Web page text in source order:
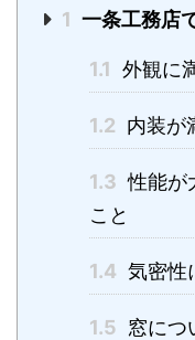
1 一条工務店
1.1 外観に
1.2 内装が
1.3 性能が
こと
1.4 気密性
1.5 窓につ